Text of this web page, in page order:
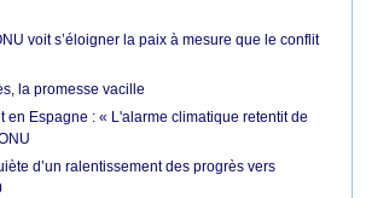
voit s’éloigner la paix à mesure que le conflit
la promesse vacille
en Espagne : « L'alarme climatique retentit de
d’un ralentissement des progrès vers